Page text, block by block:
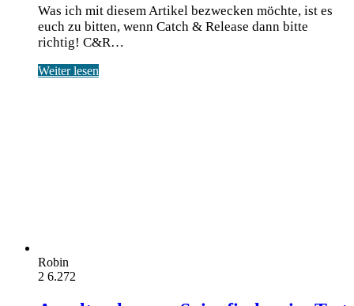
Was ich mit diesem Artikel bezwecken möchte, ist es
euch zu bitten, wenn Catch & Release dann bitte
richtig! C&R…
Weiter lesen
Robin
2 6.272